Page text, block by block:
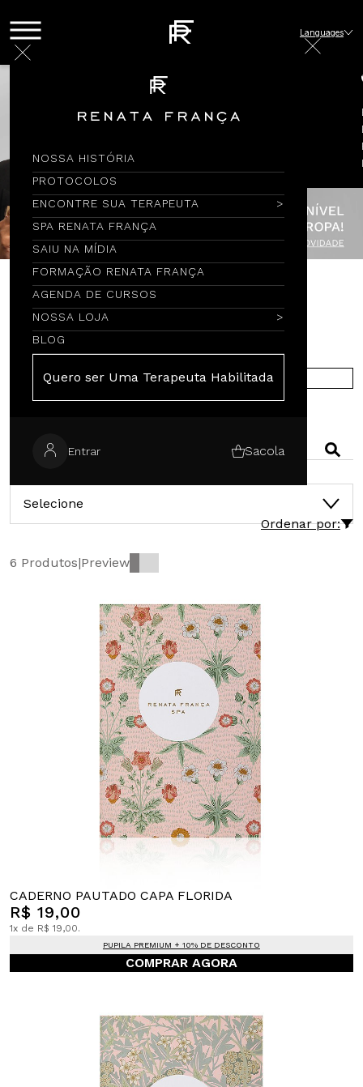
NOSSA HISTÓRIA
PROTOCOLOS
ENCONTRE SUA TERAPEUTA
SPA RENATA FRANÇA
SAIU NA MÍDIA
FORMAÇÃO RENATA FRANÇA
AGENDA DE CURSOS
NOSSA LOJA
BLOG
Quero ser Uma Terapeuta Habilitada
Entrar Sacola
Languages
Encontre por Nome
COMPRE NA EUROPA
Selecione
Ordenar por:
6 Produtos|Preview
CADERNO PAUTADO CAPA FLORIDA
R$ 19,00
1x de R$ 19,00.
PUPILA PREMIUM + 10% DE DESCONTO
COMPRAR AGORA